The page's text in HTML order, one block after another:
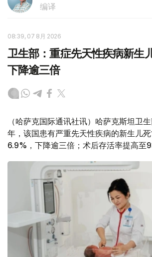
编译
08:39, 07 8月 2026
卫生部：重症先天性疾病新生
下降逾三倍
（哈萨克国际通讯社讯）哈萨克斯坦卫
年，该国患有严重先天性疾病的新生儿
6.9%，下降逾三倍；术后存活率提高至